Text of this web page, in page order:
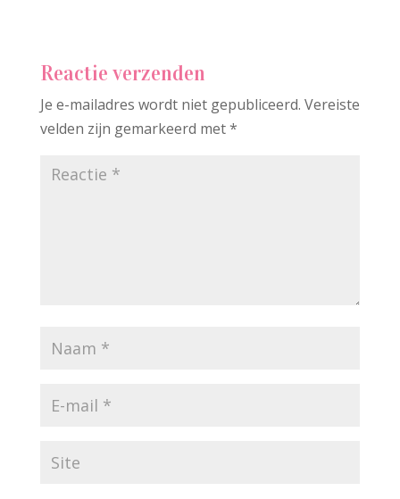
Reactie verzenden
Je e-mailadres wordt niet gepubliceerd. Vereiste
velden zijn gemarkeerd met*